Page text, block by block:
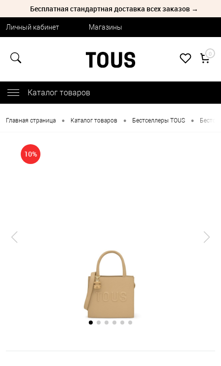
Бесплатная стандартная доставка всех заказов →
Личный кабинет Магазины
0
Каталог товаров
Главная страница • Каталог товаров • Бестселлеры TOUS •
10%